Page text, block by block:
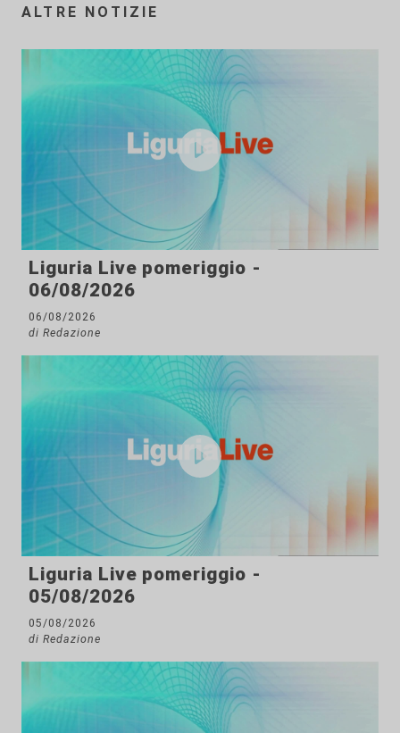
ALTRE NOTIZIE
Liguria Live pomeriggio -
06/08/2026
06/08/2026
di Redazione
Liguria Live pomeriggio -
05/08/2026
05/08/2026
di Redazione